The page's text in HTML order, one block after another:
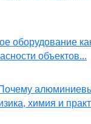
оборудование
объектов...
химия и